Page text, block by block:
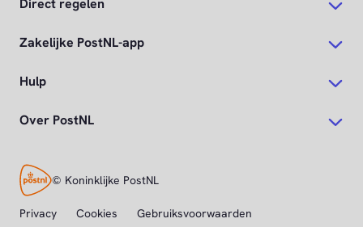
Direct regelen
Zakelijke PostNL-app
Hulp
Over PostNL
© Koninklijke PostNL
Privacy Cookies
Gebruiksvoorwaarden